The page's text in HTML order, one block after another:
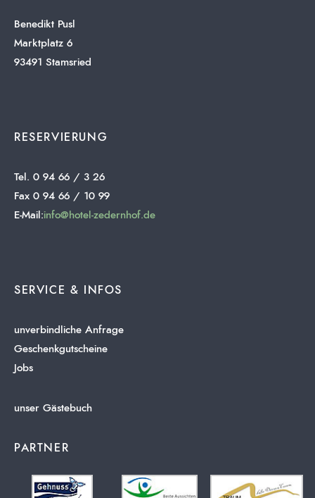
Benedikt Pusl
Marktplatz 6
93491 Stamsried
RESERVIERUNG
Tel. 0 94 66 / 3 26
Fax 0 94 66 / 10 99
E-Mail:info@hotel-zedernhof.de
SERVICE & INFOS
unverbindliche Anfrage
Geschenkgutscheine
Jobs
unser Gästebuch
PARTNER